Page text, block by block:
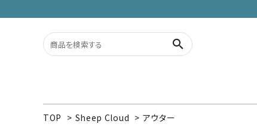
search
ACCOUNT MENU
TOP > Sheep Cloud > アウター